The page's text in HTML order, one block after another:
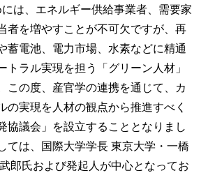
は、エネルギー供給事業者、需要家
者を増やすことが不可欠ですが、再
蓄電池、電力市場、水素などに精通
トラル実現を担う「グリーン人材」
この度、産官学の連携を通じて、カ
の実現を人材の観点から推進すべく
協議会」を設立することとなりまし
ては、国際大学学長 東京大学・一橋
郎氏および発起人が中心となってお